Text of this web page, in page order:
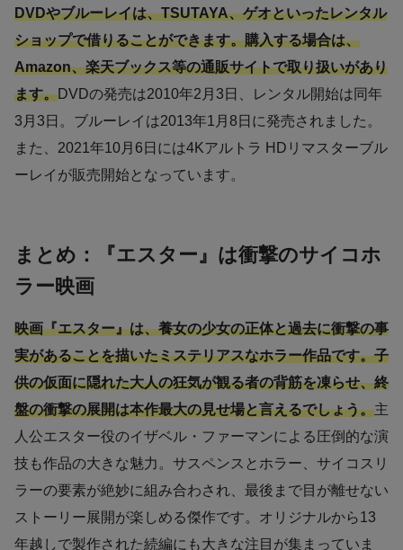
DVDやブルーレイは、TSUTAYA、ゲオといったレンタル
ショップで借りることができます。購入する場合は、
Amazon、楽天ブックス等の通販サイトで取り扱いがあり
ます。DVDの発売は2010年2月3日、レンタル開始は同年
3月3日。ブルーレイは2013年1月8日に発売されました。
また、2021年10月6日には4Kアルトラ HDリマスターブル
ーレイが販売開始となっています。
まとめ：『エスター』は衝撃のサイコホ
ラー映画
映画『エスター』は、養女の少女の正体と過去に衝撃の事
実があることを描いたミステリアスなホラー作品です。子
供の仮面に隠れた大人の狂気が観る者の背筋を凍らせ、終
盤の衝撃の展開は本作最大の見せ場と言えるでしょう。主
人公エスター役のイザベル・ファーマンによる圧倒的な演
技も作品の大きな魅力。サスペンスとホラー、サイコスリ
ラーの要素が絶妙に組み合わされ、最後まで目が離せない
ストーリー展開が楽しめる傑作です。オリジナルから13
年越しで製作された続編にも大きな注目が集まっていま